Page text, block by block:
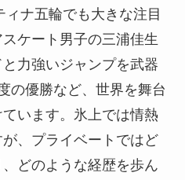
ナ五輪でも大きな注目
ケート男子の三浦佳生
力強いジャンプを武器
の優勝など、世界を舞台
います。氷上では情熱
、プライベートではど
どのような経歴を歩ん